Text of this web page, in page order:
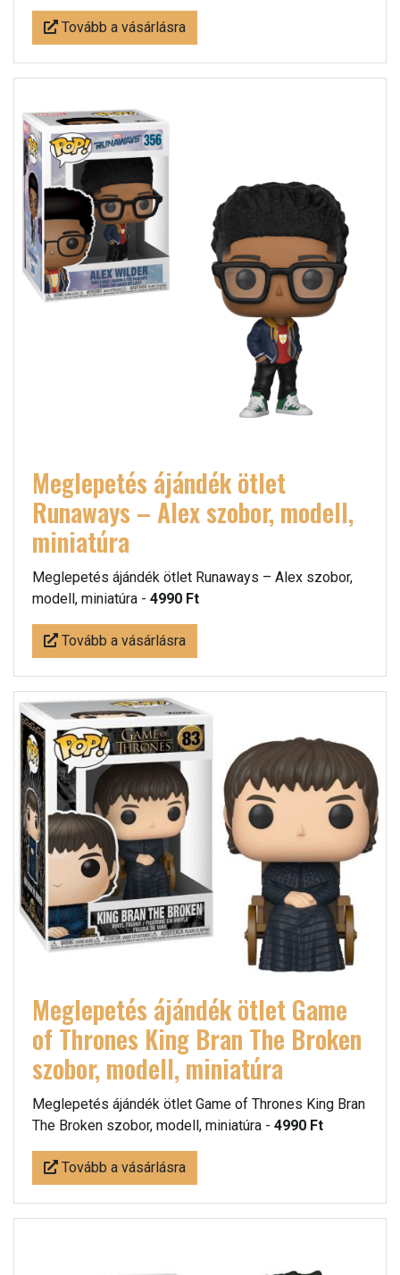
Tovább a vásárlásra
Meglepetés ájándék ötlet
Runaways – Alex szobor, modell,
miniatúra
Meglepetés ájándék ötlet Runaways – Alex szobor,
modell, miniatúra - 4990 Ft
Tovább a vásárlásra
Meglepetés ájándék ötlet Game
of Thrones King Bran The Broken
szobor, modell, miniatúra
Meglepetés ájándék ötlet Game of Thrones King Bran
The Broken szobor, modell, miniatúra - 4990 Ft
Tovább a vásárlásra